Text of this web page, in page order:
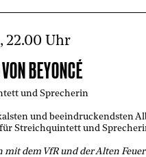
22.00 Uhr
BEYONCÉ
und Sprecherin
und beeindruckendsten
Streichquintett und
mit dem VfR und der Alten